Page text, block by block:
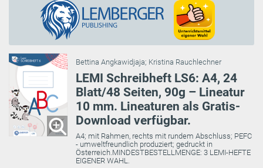
Bettina Angkawidjaja; Kristina Rauchlechner
LEMI Schreibheft LS6: A4, 24
Blatt/48 Seiten, 90g – Lineatur
10 mm. Lineaturen als Gratis-
Download verfügbar.
A4; mit Rahmen, rechts mit rundem Abschluss; PEFC
- umweltfreundlich produziert; gedruckt in
Österreich.MINDESTBESTELLMENGE: 3 LEMI-HEFTE
EIGENER WAHL.